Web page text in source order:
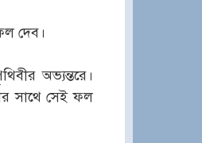
দেব।
অভ্যন্তরে।
সাথে সেই ফল